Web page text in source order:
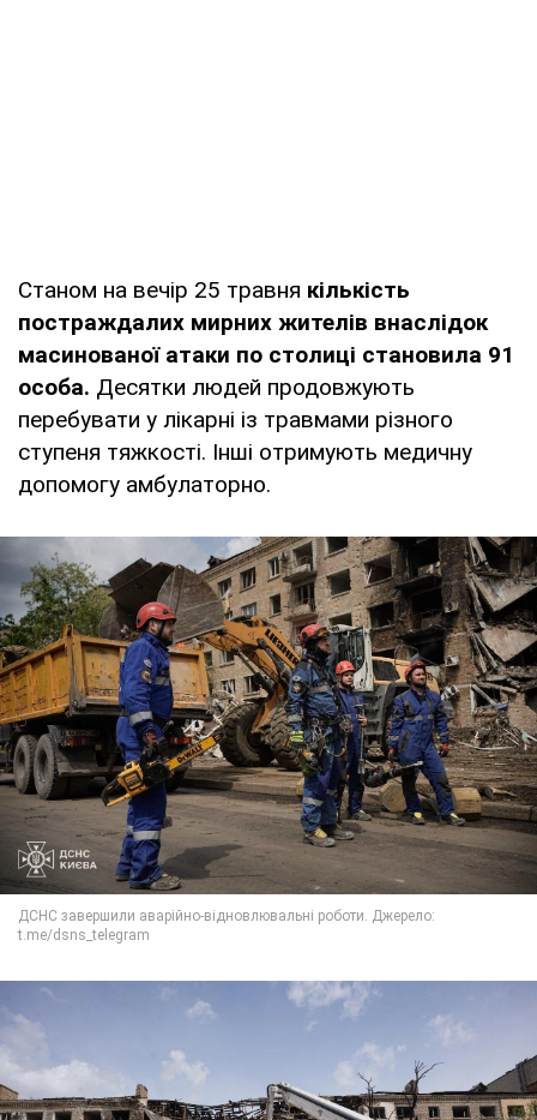
Станом на вечір 25 травня кількість
постраждалих мирних жителів внаслідок
масинованої атаки по столиці становила 91
особа. Десятки людей продовжують
перебувати у лікарні із травмами різного
ступеня тяжкості. Інші отримують медичну
допомогу амбулаторно.